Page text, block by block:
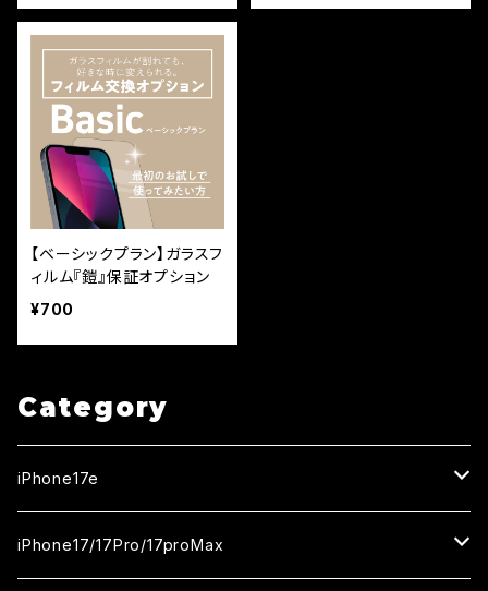
【ベーシックプラン】ガラスフ
ィルム『鎧』保証オプション
¥700
Category
iPhone17e
ガラスフィルム
iPhone17/17Pro/17proMax